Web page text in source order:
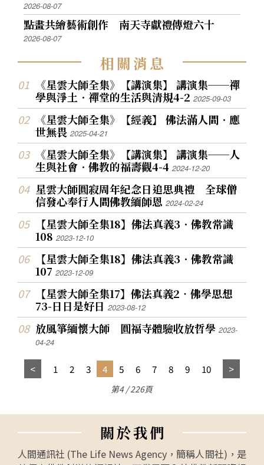
文明的繁榮演唱，贏得大眾熱烈的喝采。 同年，
又再次於紅磡香港體育館第十度佛學講座，同時
舉辦「梵音樂舞梵唄音樂會」。這一年佛光山梵
唄讚頌團在台灣、澳洲、北美、日本、香港，同
時開展梵唄弘化。 輝煌燦爛的里程碑 1999年8月3
1日，李總統登輝先生親臨佛光山，為即將前往歐
洲巡迴弘法公演一個月的「天籟之音──佛光山
梵唄讚頌團」授旗；同時，宣布佛誕節為國定假
日，並與母親節同日慶祝。多年來，教界法師、
大德如昭慧法師、沈智慧等人的奔走請命，功不
唐捐，總算為佛教東傳中國兩千年，豎起輝煌燦
爛的里程碑。 那一次，全團就有一百多人，馬不
停蹄走遍歐洲七個國家、做了十一場的演出。我
們為了節省經費，特別選擇較便宜的夜班飛機，
旅途勞頓，加上氣候的不適應，雖然幾乎所有人
都生病了，但不見有人抱怨。只要一上台，大家
全都忘了病痛，精神抖擻地唱誦。在陌生的西方
國度，佛教梵唄前所未聞，團員們主動地走上街
頭，遞送節目單，向人介紹什麼是梵唄，邀請他
們來欣賞。 讚頌團參訪德國天主教的科隆大教堂
時，他們在教堂即興演唱一曲，吸引了各國人士
的目光，也是希有難得的經驗。歐洲之行在世界
知名的德國柏林愛樂廳最後一場演出時，竟然有
百分之八十的觀眾都是當地人，既聽不懂中文又
非佛教徒。在他們聽到梵唄的那一刻，不但自然
流下眼淚，還自動站起、掌聲不斷，真是證明了
人人皆有佛性。連奧地利總理及部長級官員都來
觀賞，甚至原本不進音樂廳的海外華人，一聽梵
唄團來了，也來共襄盛舉。（待續）
2026-08-07
點畫共繪藝術創作 南天寺獻禮傳燈六十
2026-08-07
相關消息
《星雲大師全集》【講演集】 講演集──禪
學與淨土．禪堂的生活與清規4-22025-09-03
《星雲大師全集》【經義】 佛法滿人間．應
世無畏2025-04-21
《星雲大師全集》【講演集】 講演集──人
生與社會．佛教的福壽觀4-42024-12-20
星雲大師圓寂周年紀念日追思典禮 全球僧
信發心奉行人間佛教緬師恩2024-02-24
【星雲大師全集18】佛法真義3．佛教常識
1082023-12-10
【星雲大師全集18】佛法真義3．佛教常識
1072023-12-09
【星雲大師全集17】佛法真義2‧佛學思想
73-日日是好日2023-08-12
放風箏緬懷大師 圓福寺體驗收放哲學2023-
04-24
1 2 3 4 5 6 7 8 9 10
第4 / 226頁
關於我們
人間通訊社 (The Life News Agency，簡稱人間社)，是